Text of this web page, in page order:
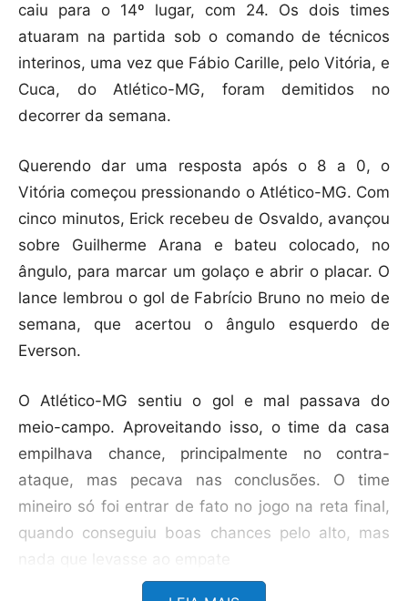
caiu para o 14º lugar, com 24. Os dois times
atuaram na partida sob o comando de técnicos
interinos, uma vez que Fábio Carille, pelo Vitória, e
Cuca, do Atlético-MG, foram demitidos no
decorrer da semana.
Querendo dar uma resposta após o 8 a 0, o
Vitória começou pressionando o Atlético-MG. Com
cinco minutos, Erick recebeu de Osvaldo, avançou
sobre Guilherme Arana e bateu colocado, no
ângulo, para marcar um golaço e abrir o placar. O
lance lembrou o gol de Fabrício Bruno no meio de
semana, que acertou o ângulo esquerdo de
Everson.
O Atlético-MG sentiu o gol e mal passava do
meio-campo. Aproveitando isso, o time da casa
empilhava chance, principalmente no contra-
ataque, mas pecava nas conclusões. O time
mineiro só foi entrar de fato no jogo na reta final,
quando conseguiu boas chances pelo alto, mas
nada que levasse ao empate